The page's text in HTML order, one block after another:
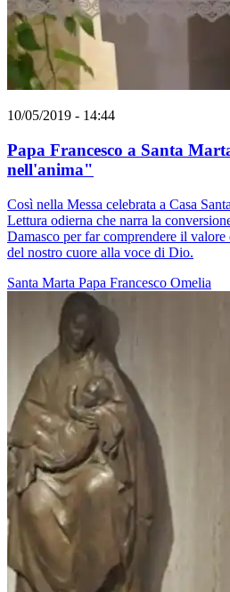
10/05/2019 - 14:44
Papa Francesco a Santa
nell'anima"
Così nella Messa celebrata a Casa
Lettura odierna che narra la
Damasco per far comprendere il
del nostro cuore alla voce di Dio.
Santa Marta Papa Francesco Omelia